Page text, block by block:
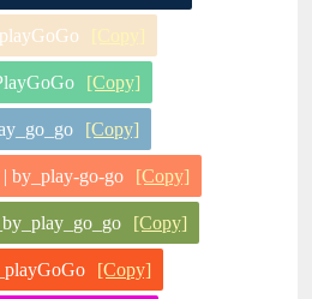
[Copy]
[Copy]
[Copy]
| by_play-go-go [Copy]
[Copy]
[Copy]